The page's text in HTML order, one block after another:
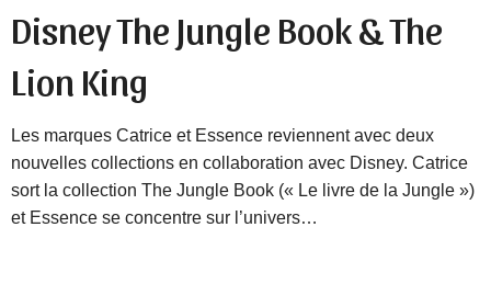
Disney The Jungle Book & The
Lion King
Les marques Catrice et Essence reviennent avec deux
nouvelles collections en collaboration avec Disney. Catrice
sort la collection The Jungle Book (« Le livre de la Jungle »)
et Essence se concentre sur l’univers…